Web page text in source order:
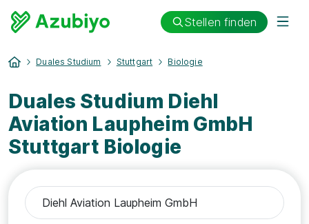
Stellen finden
Duales Studium Stuttgart Biologie
Duales Studium Diehl
Aviation Laupheim GmbH
Stuttgart Biologie